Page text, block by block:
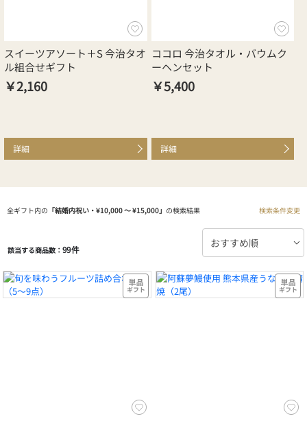
スイーツアソート＋S 今治タオ
ル組合せギフト
￥2,160
詳細
ココロ 今治タオル・バウムク
ーヘンセット
￥5,400
詳細
全ギフト内の 「結婚内祝い・¥10,000 〜 ¥15,000」 の検索結果 検索条件変更
該当する商品数： 99件